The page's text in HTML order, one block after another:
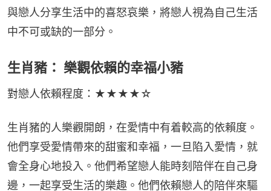
與戀人分享生活中的喜怒哀樂，將戀人視為自己生活
中不可或缺的一部分。
生肖豬： 樂觀依賴的幸福小豬
對戀人依賴程度：★★★★☆
生肖豬的人樂觀開朗，在愛情中有着較高的依賴度。
他們享受愛情帶來的甜蜜和幸福，一旦陷入愛情，就
會全身心地投入。他們希望戀人能時刻陪伴在自己身
邊，一起享受生活的樂趣。他們依賴戀人的陪伴來驅